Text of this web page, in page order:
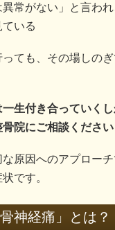
常がない」と言わ
いる
ても、その場しの
一生付き合っていく
院にご相談ください
原因へのアプロー
です。
神経痛」とは